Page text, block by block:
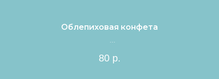
Облепиховая конфета
80 р.